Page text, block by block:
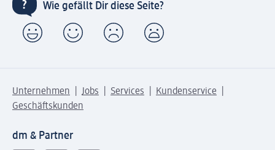
Wie gefällt Dir diese Seite?
Unternehmen Jobs Services
Kundenservice
Geschäftskunden
dm & Partner